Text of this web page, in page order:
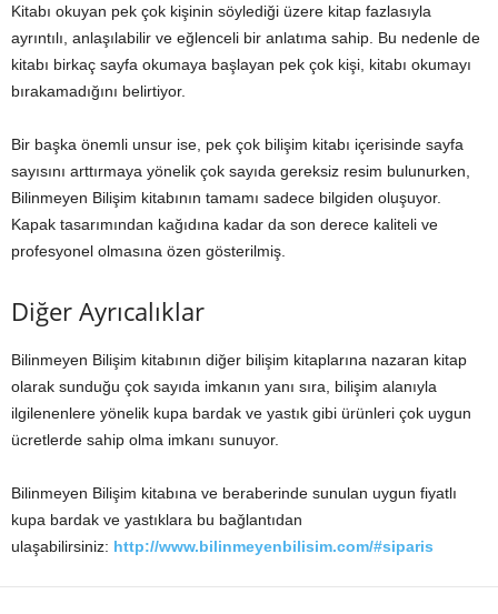
Kitabı okuyan pek çok kişinin söylediği üzere kitap fazlasıyla
ayrıntılı, anlaşılabilir ve eğlenceli bir anlatıma sahip. Bu nedenle de
kitabı birkaç sayfa okumaya başlayan pek çok kişi, kitabı okumayı
bırakamadığını belirtiyor.
Bir başka önemli unsur ise, pek çok bilişim kitabı içerisinde sayfa
sayısını arttırmaya yönelik çok sayıda gereksiz resim bulunurken,
Bilinmeyen Bilişim kitabının tamamı sadece bilgiden oluşuyor.
Kapak tasarımından kağıdına kadar da son derece kaliteli ve
profesyonel olmasına özen gösterilmiş.
Diğer Ayrıcalıklar
Bilinmeyen Bilişim kitabının diğer bilişim kitaplarına nazaran kitap
olarak sunduğu çok sayıda imkanın yanı sıra, bilişim alanıyla
ilgilenenlere yönelik kupa bardak ve yastık gibi ürünleri çok uygun
ücretlerde sahip olma imkanı sunuyor.
Bilinmeyen Bilişim kitabına ve beraberinde sunulan uygun fiyatlı
kupa bardak ve yastıklara bu bağlantıdan
ulaşabilirsiniz: http://www.bilinmeyenbilisim.com/#siparis